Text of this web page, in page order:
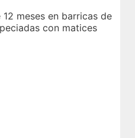
meses en barricas de
con matices